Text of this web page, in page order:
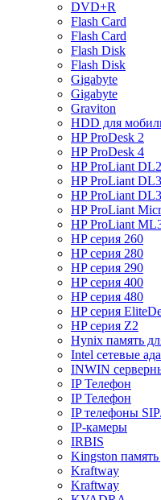
DVD+R
Flash Card
Flash Card
Flash Disk
Flash Disk
Gigabyte
Gigabyte
Graviton
HDD для
HP ProDesk 2
HP ProDesk 4
HP ProLiant
HP ProLiant
HP ProLiant
HP ProLiant
HP ProLiant
HP серия 260
HP серия 280
HP серия 290
HP серия 400
HP серия 480
HP серия
HP серия Z2
Hynix память
Intel сетевые
INWIN
IP Телефон
IP Телефон
IP телефоны
IP-камеры
IRBIS
Kingston память
Kraftway
Kraftway